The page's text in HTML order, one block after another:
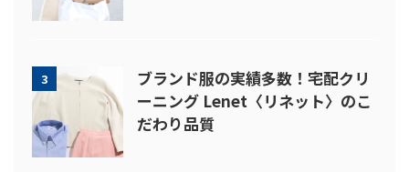
3
ブランド服の実績多数！宅配クリ
ーニング Lenet〈リネット〉のこ
だわり品質